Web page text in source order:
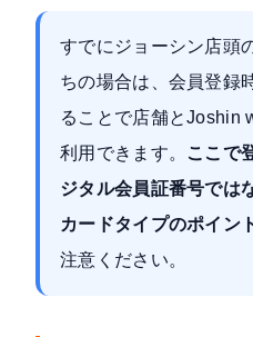
すでにジョーシン店頭
ちの場合は、会員登録
ることで店舗とJoshin
利用できます。
ここで
ジタル会員証番号では
カードタイプのポイン
注意ください。